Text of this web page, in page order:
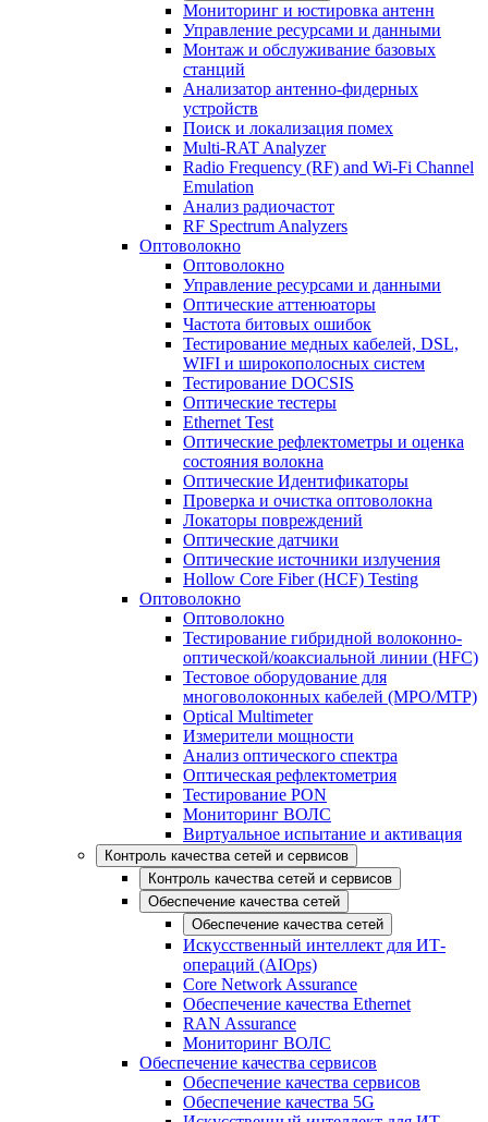
Мониторинг и юстировка антенн
Управление ресурсами и данными
Монтаж и обслуживание базовых
станций
Анализатор антенно-фидерных
устройств
Поиск и локализация помех
Multi-RAT Analyzer
Radio Frequency (RF) and Wi-Fi Channel
Emulation
Анализ радиочастот
RF Spectrum Analyzers
Оптоволокно
Оптоволокно
Управление ресурсами и данными
Оптические aттенюаторы
Частота битовых ошибок
Тестирование медных кабелей, DSL,
WIFI и широкополосных систем
Тестирование DOCSIS
Оптические тестеры
Ethernet Test
Оптические рефлектометры и оценка
состояния волокна
Оптические Идентификаторы
Проверка и очистка оптоволокна
Локаторы повреждений
Оптические датчики
Оптические источники излучения
Hollow Core Fiber (HCF) Testing
Оптоволокно
Оптоволокно
Тестирование гибридной волоконно-
оптической/коаксиальной линии (HFC)
Тестовое оборудование для
многоволоконных кабелей (MPO/MTP)
Optical Multimeter
Измерители мощности
Анализ оптического спектра
Оптическая рефлектометрия
Тестирование PON
Мониторинг ВОЛС
Виртуальное испытание и активация
Контроль качества сетей и сервисов
Контроль качества сетей и сервисов
Обеспечение качества сетей
Обеспечение качества сетей
Искусственный интеллект для ИТ-
операций (AIOps)
Core Network Assurance
Обеспечение качества Ethernet
RAN Assurance
Мониторинг ВОЛС
Обеспечение качества сервисов
Обеспечение качества сервисов
Обеспечение качества 5G